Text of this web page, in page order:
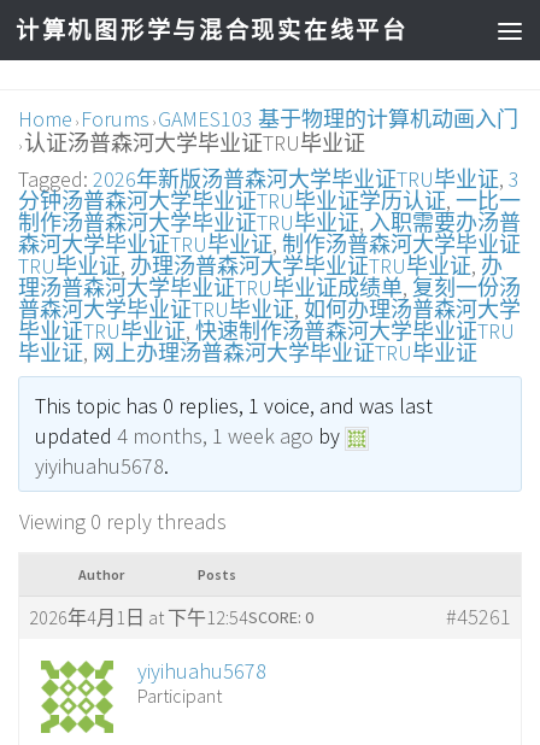
计算机图形学与混合现实在线平台
Home › Forums › GAMES103 基于物理的计算机动画入门
›认证汤普森河大学毕业证TRU毕业证
Tagged: 2026年新版汤普森河大学毕业证TRU毕业证, 3
分钟汤普森河大学毕业证TRU毕业证学历认证, 一比一
制作汤普森河大学毕业证TRU毕业证, 入职需要办汤普
森河大学毕业证TRU毕业证, 制作汤普森河大学毕业证
TRU毕业证, 办理汤普森河大学毕业证TRU毕业证, 办
理汤普森河大学毕业证TRU毕业证成绩单, 复刻一份汤
普森河大学毕业证TRU毕业证, 如何办理汤普森河大学
毕业证TRU毕业证, 快速制作汤普森河大学毕业证TRU
毕业证, 网上办理汤普森河大学毕业证TRU毕业证
This topic has 0 replies, 1 voice, and was last
updated 4 months, 1 week ago by
yiyihuahu5678.
Viewing 0 reply threads
Author Posts
2026年4月1日 at 下午12:54 #45261
SCORE: 0
yiyihuahu5678
Participant